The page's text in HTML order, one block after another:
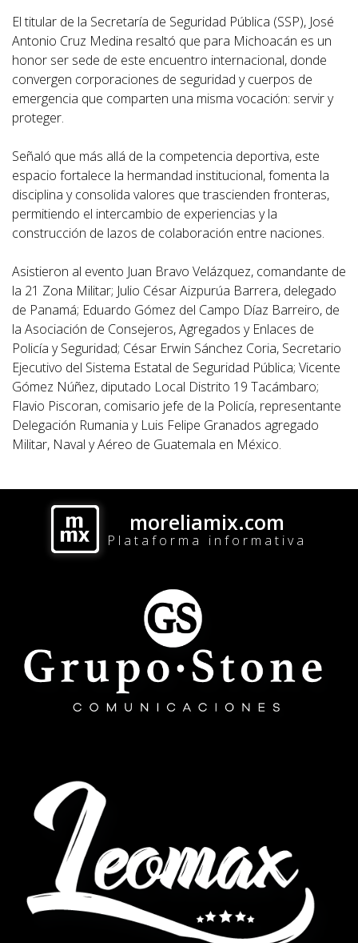
El titular de la Secretaría de Seguridad Pública (SSP), José
Antonio Cruz Medina resaltó que para Michoacán es un
honor ser sede de este encuentro internacional, donde
convergen corporaciones de seguridad y cuerpos de
emergencia que comparten una misma vocación: servir y
proteger.
Señaló que más allá de la competencia deportiva, este
espacio fortalece la hermandad institucional, fomenta la
disciplina y consolida valores que trascienden fronteras,
permitiendo el intercambio de experiencias y la
construcción de lazos de colaboración entre naciones.
Asistieron al evento Juan Bravo Velázquez, comandante de
la 21 Zona Militar; Julio César Aizpurúa Barrera, delegado
de Panamá; Eduardo Gómez del Campo Díaz Barreiro, de
la Asociación de Consejeros, Agregados y Enlaces de
Policía y Seguridad; César Erwin Sánchez Coria, Secretario
Ejecutivo del Sistema Estatal de Seguridad Pública; Vicente
Gómez Núñez, diputado Local Distrito 19 Tacámbaro;
Flavio Piscoran, comisario jefe de la Policía, representante
Delegación Rumania y Luis Felipe Granados agregado
Militar, Naval y Aéreo de Guatemala en México.
moreliamix.com
Plataforma informativa